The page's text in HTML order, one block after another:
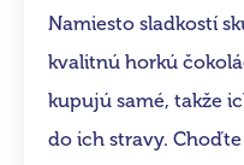
Namiesto sladkostí
kvalitnú horkú
kupujú samé, takže
do ich stravy.